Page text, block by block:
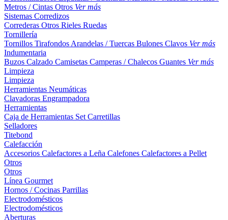
Metros / Cintas Otros Ver más
Sistemas Corredizos
Correderas Otros Rieles Ruedas
Tornillería
Tornillos Tirafondos Arandelas / Tuercas Bulones Clavos Ver más
Indumentaria
Buzos Calzado Camisetas Camperas / Chalecos Guantes Ver más
Limpieza
Limpieza
Herramientas Neumáticas
Clavadoras Engrampadora
Herramientas
Caja de Herramientas Set Carretillas
Selladores
Titebond
Calefacción
Accesorios Calefactores a Leña Calefones Calefactores a Pellet
Otros
Otros
Línea Gourmet
Hornos / Cocinas Parrillas
Electrodomésticos
Electrodomésticos
Aberturas